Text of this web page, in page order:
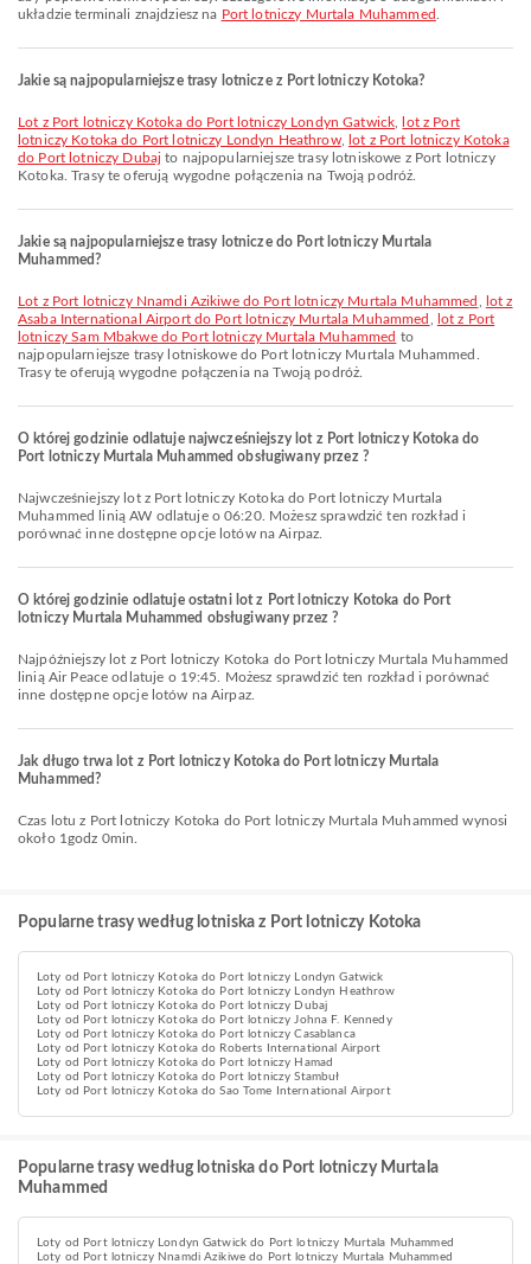
układzie terminali znajdziesz na Port lotniczy Murtala Muhammed
Jakie są najpopularniejsze trasy lotnicze z Port lotniczy Kotoka?
lot z Port lotniczy Kotoka do Port lotniczy Londyn Gatwick
lot z Port
lotniczy Kotoka do Port lotniczy Londyn Heathrow,
lot z Port lotniczy Kotoka
do Port lotniczy Dubaj to najpopularniejsze trasy lotniskowe z Port lotniczy
Kotoka. Trasy te oferują wygodne połączenia na Twoją podróż.
Jakie są najpopularniejsze trasy lotnicze do Port lotniczy Murtala
Muhammed?
lot z Port lotniczy Nnamdi Azikiwe do Port lotniczy Murtala Muhammed
lot z
Asaba International Airport do Port lotniczy Murtala Muhammed
lot z Port
lotniczy Sam Mbakwe do Port lotniczy Murtala Muhammed to
najpopularniejsze trasy lotniskowe do Port lotniczy Murtala Muhammed.
Trasy te oferują wygodne połączenia na Twoją podróż.
O której godzinie odlatuje najwcześniejszy lot z Port lotniczy Kotoka do
Port lotniczy Murtala Muhammed obsługiwany przez ?
Najwcześniejszy lot z Port lotniczy Kotoka do Port lotniczy Murtala
Muhammed linią AW odlatuje o 06:20. Możesz sprawdzić ten rozkład i
porównać inne dostępne opcje lotów na Airpaz.
O której godzinie odlatuje ostatni lot z Port lotniczy Kotoka do Port
lotniczy Murtala Muhammed obsługiwany przez ?
Najpóźniejszy lot z Port lotniczy Kotoka do Port lotniczy Murtala Muhammed
linią Air Peace odlatuje o 19:45. Możesz sprawdzić ten rozkład i porównać
inne dostępne opcje lotów na Airpaz.
Jak długo trwa lot z Port lotniczy Kotoka do Port lotniczy Murtala
Muhammed?
Czas lotu z Port lotniczy Kotoka do Port lotniczy Murtala Muhammed wynosi
około 1godz 0min.
Popularne trasy według lotniska z Port lotniczy Kotoka
Loty od Port lotniczy Kotoka do Port lotniczy Londyn Gatwick
Loty od Port lotniczy Kotoka do Port lotniczy Londyn Heathrow
Loty od Port lotniczy Kotoka do Port lotniczy Dubaj
Loty od Port lotniczy Kotoka do Port lotniczy Johna F. Kennedy
Loty od Port lotniczy Kotoka do Port lotniczy Casablanca
Loty od Port lotniczy Kotoka do Roberts International Airport
Loty od Port lotniczy Kotoka do Port lotniczy Hamad
Loty od Port lotniczy Kotoka do Port lotniczy Stambuł
Loty od Port lotniczy Kotoka do Sao Tome International Airport
Popularne trasy według lotniska do Port lotniczy Murtala
Muhammed
Loty od Port lotniczy Londyn Gatwick do Port lotniczy Murtala Muhammed
Loty od Port lotniczy Nnamdi Azikiwe do Port lotniczy Murtala Muhammed